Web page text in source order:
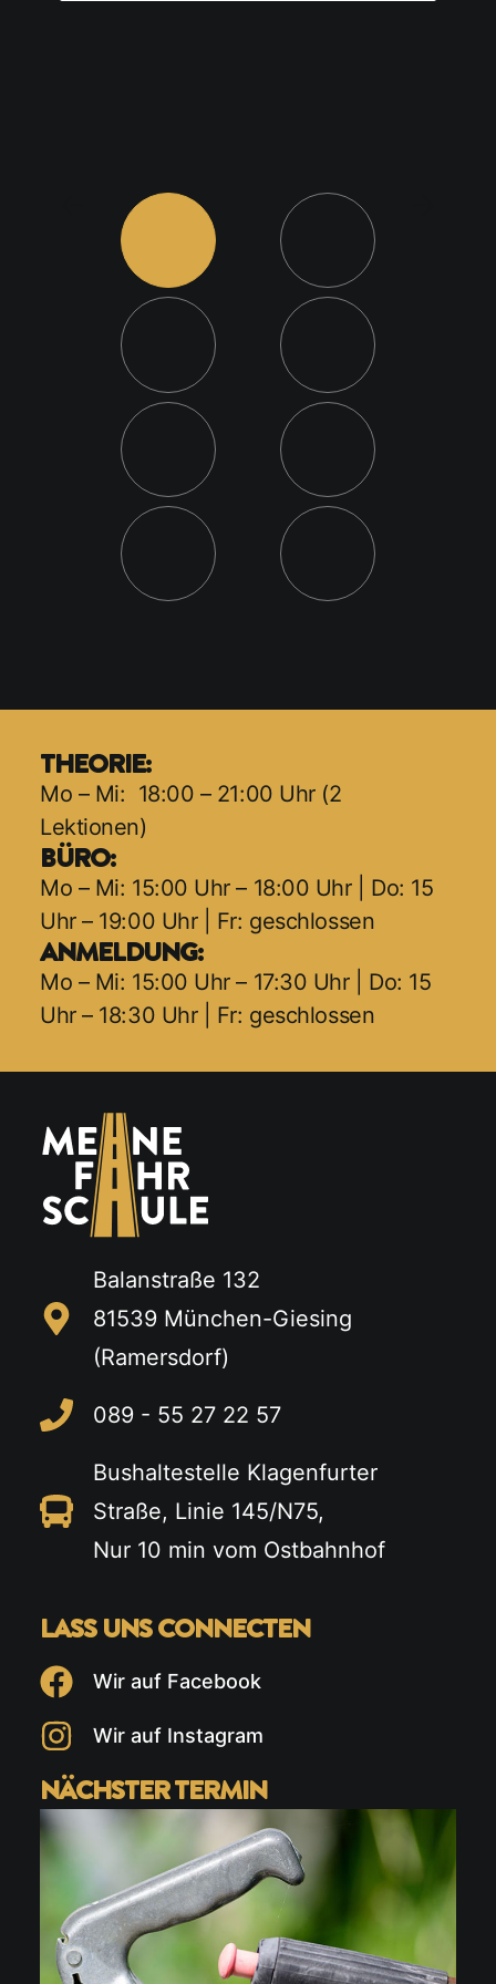
THEORIE:
Mo – Mi: 18:00 – 21:00 Uhr (2
Lektionen)
BÜRO:
Mo – Mi: 15:00 Uhr – 18:00 Uhr | Do: 15
Uhr – 19:00 Uhr | Fr: geschlossen
ANMELDUNG:
Mo – Mi: 15:00 Uhr – 17:30 Uhr | Do: 15
Uhr – 18:30 Uhr | Fr: geschlossen
Balanstraße 132
81539 München-Giesing
(Ramersdorf)
089 - 55 27 22 57
Bushaltestelle Klagenfurter
Straße, Linie 145/N75,
Nur 10 min vom Ostbahnhof
LASS UNS CONNECTEN
Wir auf Facebook
Wir auf Instagram
NÄCHSTER TERMIN